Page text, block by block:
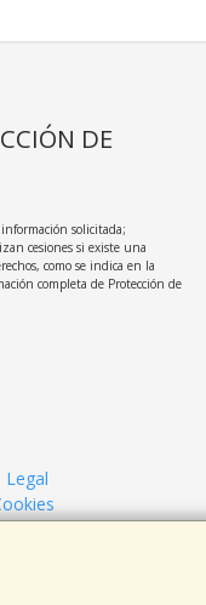
DE
solicitada;
cesiones si existe una
como se indica en la
completa de Protección de